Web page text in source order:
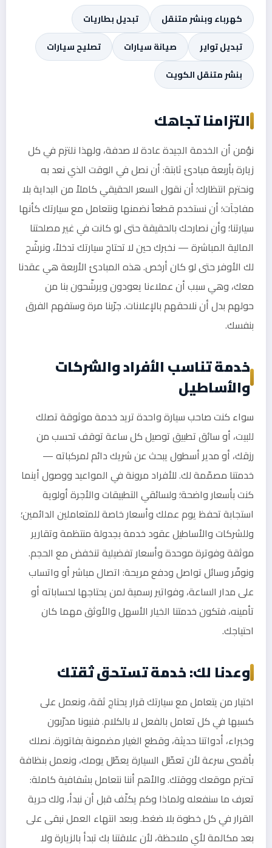
كهرباء وبنشر متنقل
تبديل بطاريات
تبديل تواير
صيانة سيارات
تصليح سيارات
بنشر متنقل الكويت
التزامنا تجاهك
نؤمن أن الخدمة الجيدة عادة لا صدفة، ولهذا نلتزم في كل
زيارة بأربعة مبادئ ثابتة: أن نصل في الوقت الذي نعد به
ونحترم انتظارك؛ أن نقول السعر الحقيقي كاملاً من البداية بلا
مفاجآت؛ أن نستخدم قطعاً نضمنها ونتعامل مع سيارتك كأنها
سيارتنا؛ وأن نصارحك بالحقيقة حتى لو كانت في غير مصلحتنا
المالية المباشرة — نخبرك حين لا تحتاج سيارتك تدخلاً، ونرشّح
لك الأوفر حتى لو كان أرخص. هذه المبادئ الأربعة هي عقدنا
معك، وهي سبب أن عملاءنا يعودون ويرشّحون بنا من
حولهم بدل أن نلاحقهم بالإعلانات. جرّبنا مرة وستفهم الفرق
بنفسك.
خدمة تناسب الأفراد والشركات
والأساطيل
سواء كنت صاحب سيارة واحدة تريد خدمة موثوقة تصلك
للبيت، أو سائق تطبيق توصيل كل ساعة توقف تحسب من
رزقك، أو مدير أسطول يبحث عن شريك دائم لمركباته —
خدمتنا مصمّمة لك. للأفراد مرونة في المواعيد ووصول أينما
كنت بأسعار واضحة؛ ولسائقي التطبيقات والأجرة أولوية
استجابة تحفظ يوم عملك وأسعار خاصة للمتعاملين الدائمين؛
وللشركات والأساطيل عقود خدمة بجدولة منتظمة وتقارير
موثقة وفوترة موحدة وأسعار تفضيلية تنخفض مع الحجم.
ونوفّر وسائل تواصل ودفع مريحة: اتصال مباشر أو واتساب
على مدار الساعة، وفواتير رسمية لمن يحتاجها لحساباته أو
تأمينه، فتكون خدمتنا الخيار الأسهل والأوثق مهما كان
احتياجك.
وعدنا لك: خدمة تستحق ثقتك
اختيار من يتعامل مع سيارتك قرار يحتاج ثقة، ونعمل على
كسبها في كل تعامل بالفعل لا بالكلام. فنيونا مدرّبون
وخبراء، أدواتنا حديثة، وقطع الغيار مضمونة بفاتورة. نصلك
بأقصى سرعة لأن تعطّل السيارة يعطّل يومك، ونعمل بنظافة
تحترم موقعك ووقتك. والأهم أننا نتعامل بشفافية كاملة:
تعرف ما سنفعله ولماذا وكم يكلّف قبل أن نبدأ، ولك حرية
القرار في كل خطوة بلا ضغط. وبعد انتهاء العمل نبقى على
بعد مكالمة لأي ملاحظة، لأن علاقتنا بك تبدأ بالزيارة ولا